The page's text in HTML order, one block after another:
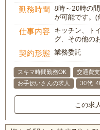
勤務時間
8時～20時の
が可能です。(
仕事内容
キッチン、ト
グ、その他の
契約形態 業務委託
スキマ時間勤務OK 交通費
お手伝いさんの求人
30代･
この求